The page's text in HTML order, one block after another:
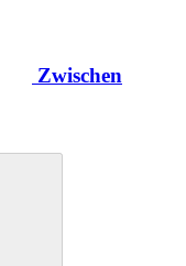
Zwischen